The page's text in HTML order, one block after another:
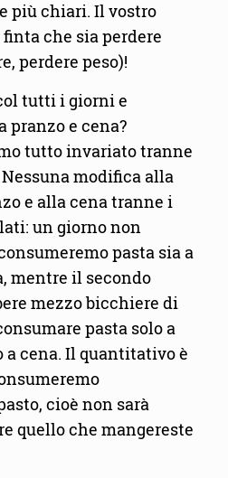
più chiari. Il vostro
che sia perdere
perdere peso)!
tutti i giorni e
pranzo e cena?
tutto invariato tranne
modifica alla
e alla cena tranne i
un giorno non
pasta sia a
mentre il secondo
mezzo bicchiere di
pasta solo a
a cena. Il quantitativo è
cioè non sarà
quello che mangereste